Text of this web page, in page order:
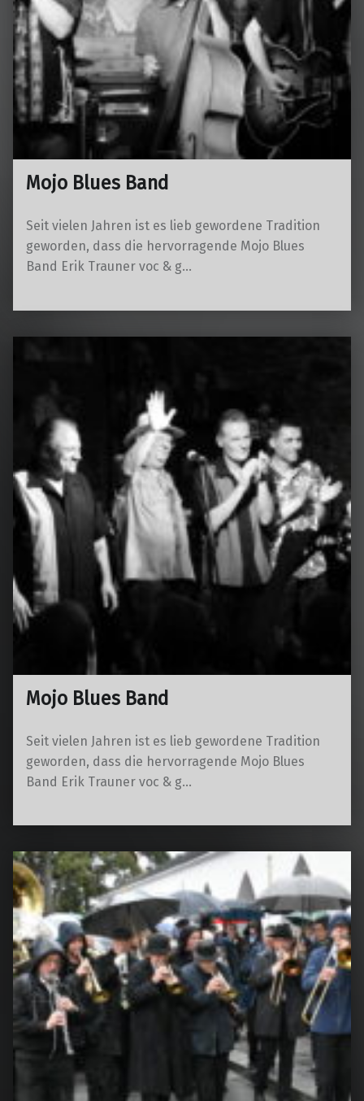
Mojo Blues Band
Seit vielen Jahren ist es lieb gewordene Tradition
geworden, dass die hervorragende Mojo Blues
Band Erik Trauner voc & g…
Mojo Blues Band
Seit vielen Jahren ist es lieb gewordene Tradition
geworden, dass die hervorragende Mojo Blues
Band Erik Trauner voc & g…